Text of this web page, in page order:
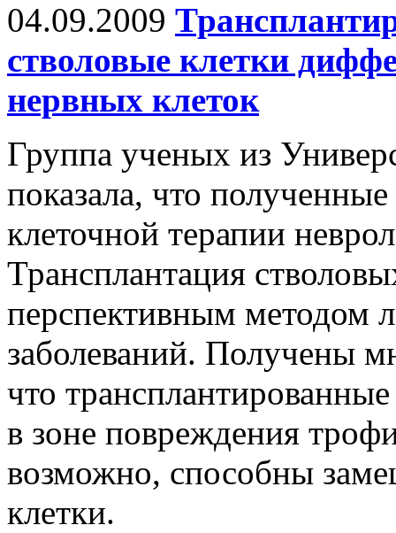
04.09.2009
стволовые клетки
нервных клеток
Группа ученых из
показала, что
клеточной терапии
Трансплантация
перспективным методом
заболеваний. Получены
что
в зоне повреждения
возможно, способны
клетки.